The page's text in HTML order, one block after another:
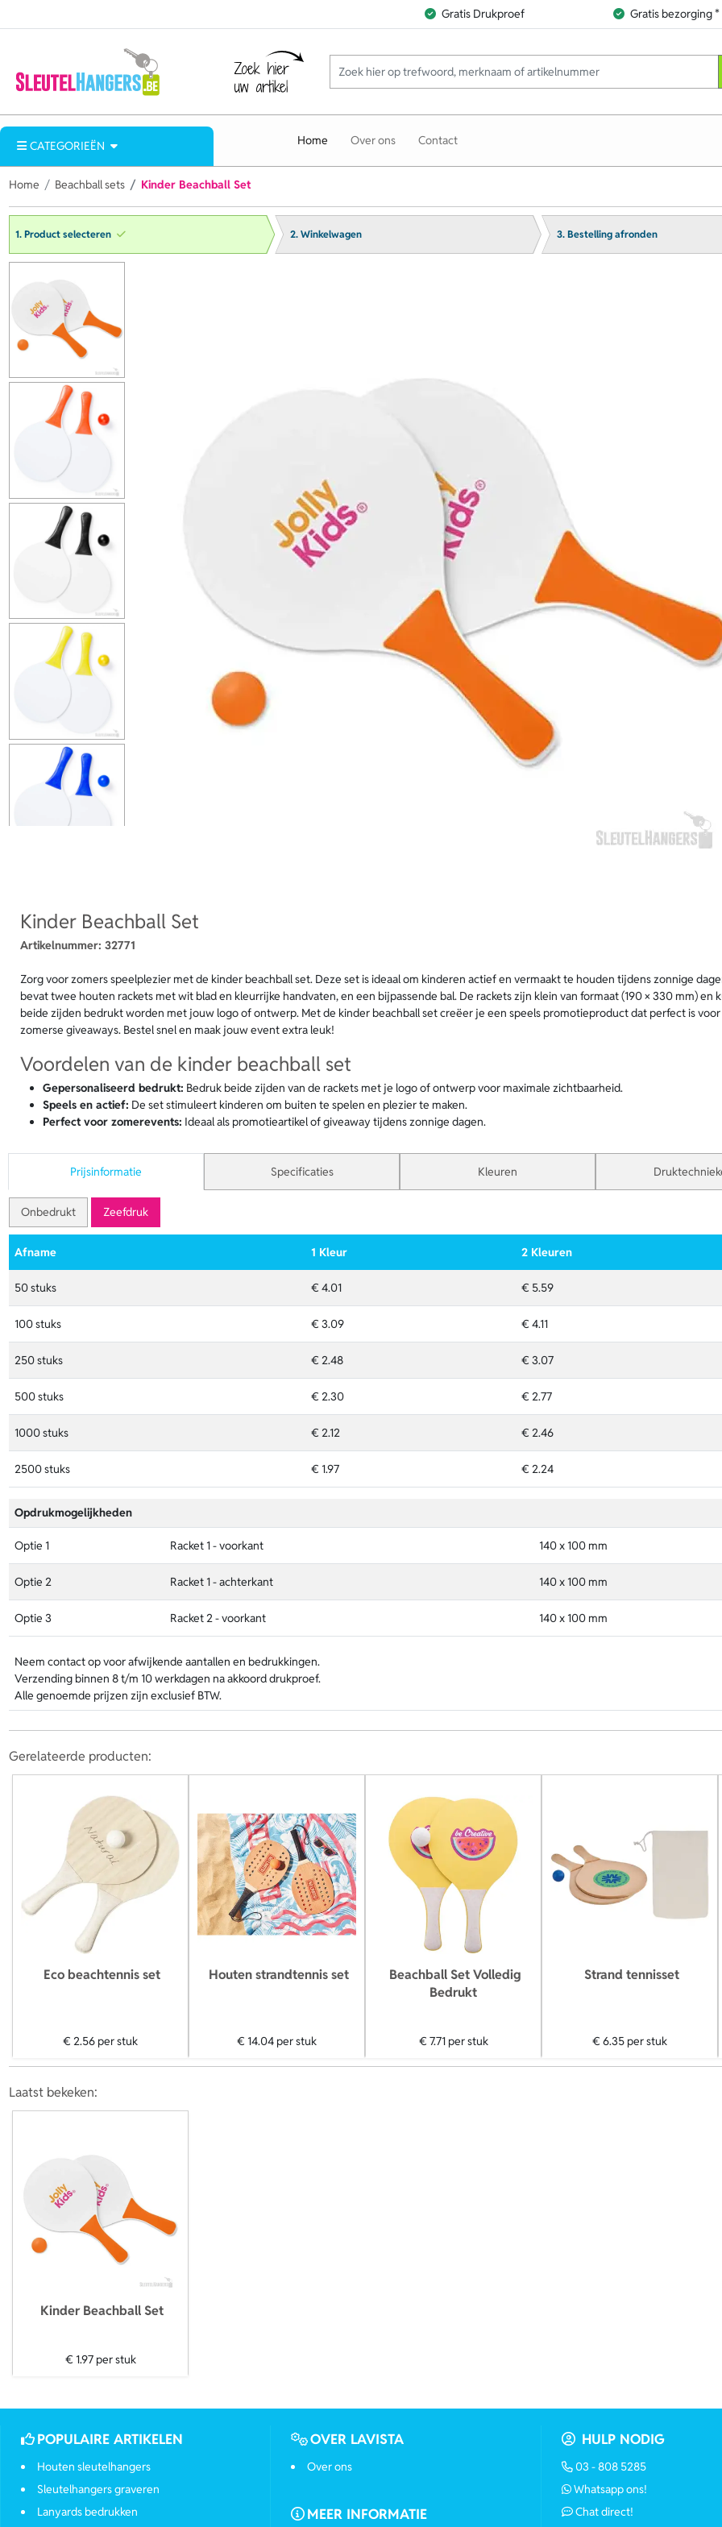
Gratis Drukproef Gratis bezorging *
CATEGORIEËN Home Over ons Contact
Home Beachball sets Kinder Beachball Set
1. Product selecteren 2. Winkelwagen 3. Bestelling afronden
Kinder Beachball Set
Artikelnummer: 32771
Zorg voor zomers speelplezier met de kinder beachball set. Deze set is ideaal om kinderen actief en vermaakt te houden tijdens zonnige
bevat twee houten rackets met wit blad en kleurrijke handvaten, en een bijpassende bal. De rackets zijn klein van formaat (190 × 330 mm) en
beide zijden bedrukt worden met jouw logo of ontwerp. Met de kinder beachball set creëer je een speels promotieproduct dat perfect is
zomerse giveaways. Bestel snel en maak jouw event extra leuk!
Voordelen van de kinder beachball set
Gepersonaliseerd bedrukt: Bedruk beide zijden van de rackets met je logo of ontwerp voor maximale zichtbaarheid.
Speels en actief: De set stimuleert kinderen om buiten te spelen en plezier te maken.
Perfect voor zomerevents: Ideaal als promotieartikel of giveaway tijdens zonnige dagen.
Prijsinformatie Specificaties Kleuren
Onbedrukt Zeefdruk
Afname 1 Kleur 2 Kleuren
50 stuks € 4.01 € 5.59
100 stuks € 3.09 € 4.11
250 stuks € 2.48 € 3.07
500 stuks € 2.30 € 2.77
1000 stuks € 2.12 € 2.46
2500 stuks € 1.97 € 2.24
Opdrukmogelijkheden
Optie 1 Racket 1 - voorkant 140 x 100 mm
Optie 2 Racket 1 - achterkant 140 x 100 mm
Optie 3 Racket 2 - voorkant 140 x 100 mm
Neem contact op voor afwijkende aantallen en bedrukkingen.
Verzending binnen 8 t/m 10 werkdagen na akkoord drukproef.
Alle genoemde prijzen zijn exclusief BTW.
Gerelateerde producten:
Eco beachtennis set
€ 2.56 per stuk
Houten strandtennis set
€ 14.04 per stuk
Beachball Set Volledig
Bedrukt
€ 7.71per stuk
Strand tennisset
€ 6.35 per stuk
Laatst bekeken:
Kinder Beachball Set
€ 1.97per stuk
POPULAIRE ARTIKELEN
Houten sleutelhangers
Sleutelhangers graveren
Lanyards bedrukken
OVER LAVISTA
Over ons
MEER INFORMATIE
HULP NODIG
03 - 808 5285
Whatsapp ons!
Chat direct!